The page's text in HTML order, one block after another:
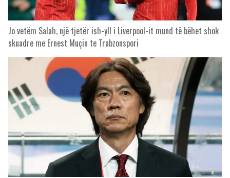
Jo vetëm Salah, një tjetër ish-yll i Liverpool-it mund të bëhet shok
skuadre me Ernest Muçin te Trabzonspori